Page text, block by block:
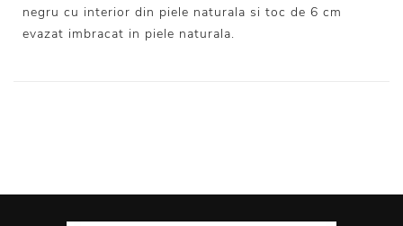
negru cu interior din piele naturala si toc de 6 cm
evazat imbracat in piele naturala.